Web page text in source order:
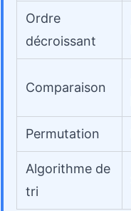
Ordre
décroissant
Comparaison
Permutation
Algorithme de
tri